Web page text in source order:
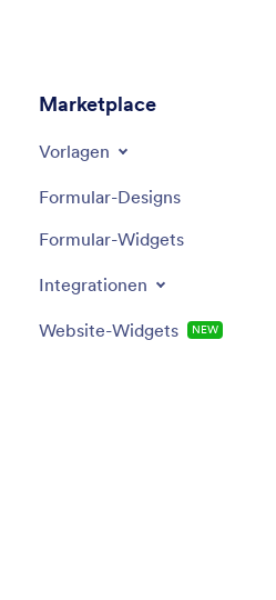
Marketplace
Vorlagen
Formular-Designs
Formular-Widgets
Integrationen
Website-Widgets NEW